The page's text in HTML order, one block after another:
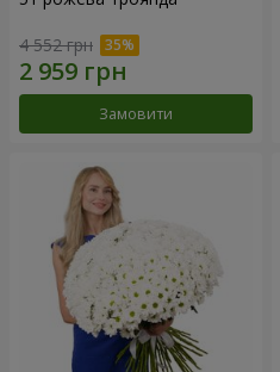
4 552 грн
Замовити